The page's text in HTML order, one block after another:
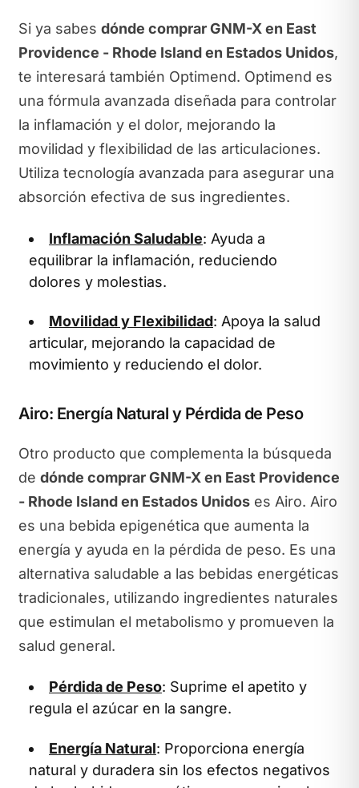
Si ya sabes dónde comprar GNM-X en East
Providence - Rhode Island en Estados Unidos,
te interesará también Optimend. Optimend es
una fórmula avanzada diseñada para controlar
la inflamación y el dolor, mejorando la
movilidad y flexibilidad de las articulaciones.
Utiliza tecnología avanzada para asegurar una
absorción efectiva de sus ingredientes.
Inflamación Saludable: Ayuda a
equilibrar la inflamación, reduciendo
dolores y molestias.
Movilidad y Flexibilidad: Apoya la salud
articular, mejorando la capacidad de
movimiento y reduciendo el dolor.
Airo: Energía Natural y Pérdida de Peso
Otro producto que complementa la búsqueda
de dónde comprar GNM-X en East Providence
- Rhode Island en Estados Unidoses Airo. Airo
es una bebida epigenética que aumenta la
energía y ayuda en la pérdida de peso. Es una
alternativa saludable a las bebidas energéticas
tradicionales, utilizando ingredientes naturales
que estimulan el metabolismo y promueven la
salud general.
Pérdida de Peso: Suprime el apetito y
regula el azúcar en la sangre.
Energía Natural: Proporciona energía
natural y duradera sin los efectos negativos